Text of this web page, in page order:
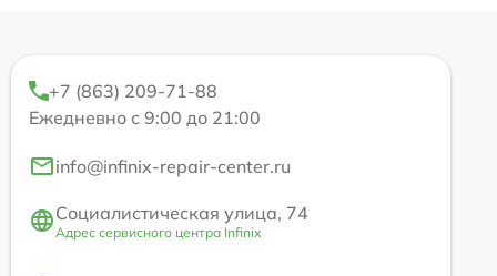
+7 (863) 209-71-88
Ежедневно с 9:00 до 21:00
info@infinix-repair-center.ru
Социалистическая улица, 74
Адрес сервисного центра Infinix